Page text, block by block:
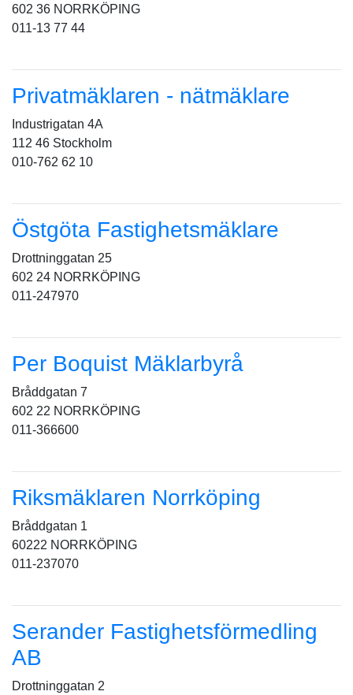
602 36 NORRKÖPING
011-13 77 44
Privatmäklaren - nätmäklare
Industrigatan 4A
112 46 Stockholm
010-762 62 10
Östgöta Fastighetsmäklare
Drottninggatan 25
602 24 NORRKÖPING
011-247970
Per Boquist Mäklarbyrå
Bråddgatan 7
602 22 NORRKÖPING
011-366600
Riksmäklaren Norrköping
Bråddgatan 1
60222 NORRKÖPING
011-237070
Serander Fastighetsförmedling
AB
Drottninggatan 2